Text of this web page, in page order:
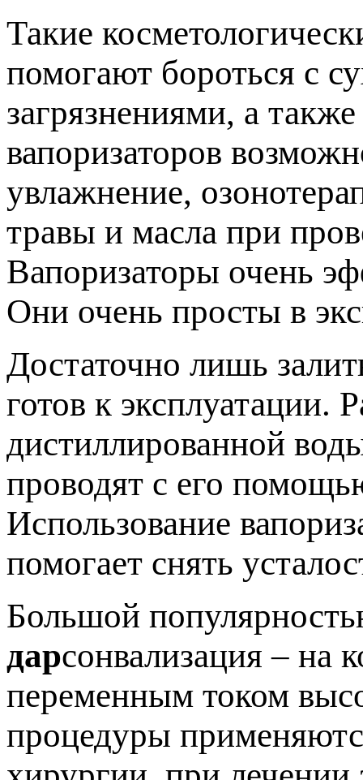
Такие
помогают бороться с
загрязнениями, а
вапоризаторов
увлажнение,
травы и масла при
Вапоризаторы очень
Они очень просты в
Достаточно лишь
готов к эксплуатации.
дистиллированной
проводят с его
Использование
помогает снять
Большой
дарсонвализация – на
переменным током
процедуры